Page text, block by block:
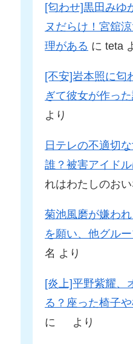
[匂わせ]黒田みゆ
ヌだらけ！宮舘
理がある に teta
[不安]岩本照に匂
ぎて彼女が作っ
より
日テレの不適切
誰？被害アイド
れはわたしのお
菊池風磨が嫌わ
を願い、他グル
名 より
[炎上]平野紫耀、
る？座った椅子
に
より